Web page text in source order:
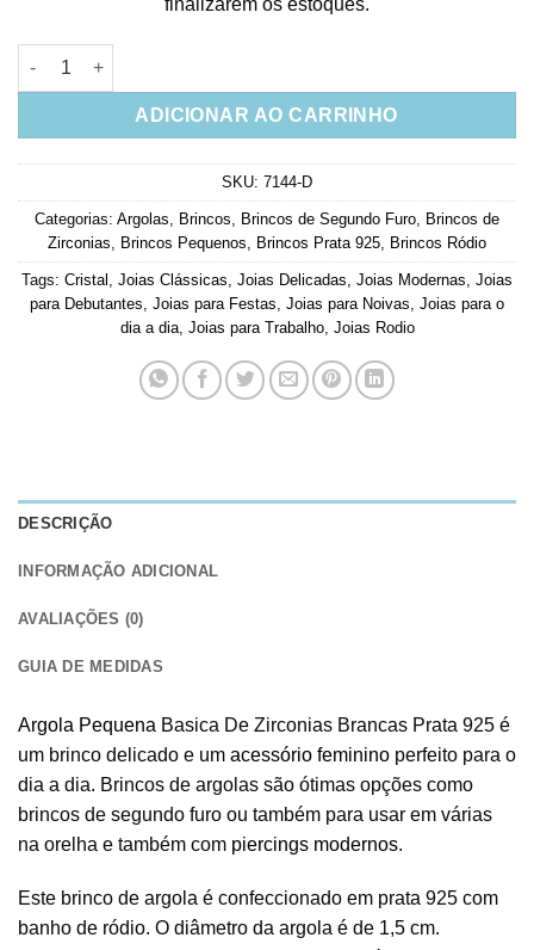
finalizarem os estoques.
Argola Pequena Basica De Zirconias Brancas Prata 925
ADICIONAR AO CARRINHO
SKU: 7144-D
Categorias: Argolas Brincos Brincos de Segundo Furo Brincos de
Zirconias
Brincos Pequenos Brincos Prata 925 Brincos Ródio
Tags: Cristal Joias Clássicas Joias Delicadas Joias Modernas Joias
para Debutantes Joias para Festas Joias para Noivas Joias para o
dia a dia, Joias para Trabalho, Joias Rodio
DESCRIÇÃO
INFORMAÇÃO ADICIONAL
AVALIAÇÕES (0)
GUIA DE MEDIDAS
Argola Pequena Basica De Zirconias Brancas Prata 925 é
um brinco delicado e um acessório feminino perfeito para o
dia a dia. Brincos de argolas são ótimas opções como
brincos de segundo furo ou também para usar em várias
na orelha e também com piercings modernos.
Este brinco de argola é confeccionado em prata 925 com
banho de ródio. O diâmetro da argola é de 1,5 cm.